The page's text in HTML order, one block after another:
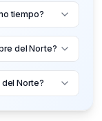
tiempo?
del Norte?
Norte?